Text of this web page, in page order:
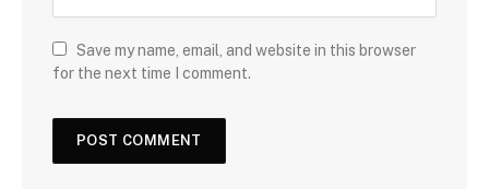
Save my name, email, and website in this browser
for the next time I comment.